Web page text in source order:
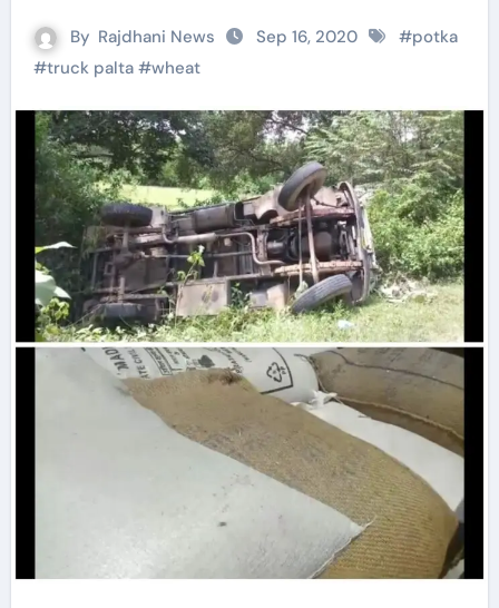
By Rajdhani News Sep 16, 2020 #potka
#truck palta#wheat